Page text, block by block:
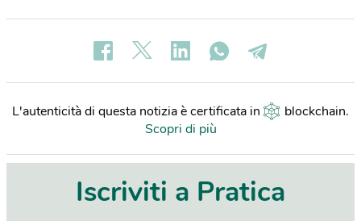
L'autenticità di questa notizia è certificata in blockchain.
Scopri di più
Iscriviti a Pratica